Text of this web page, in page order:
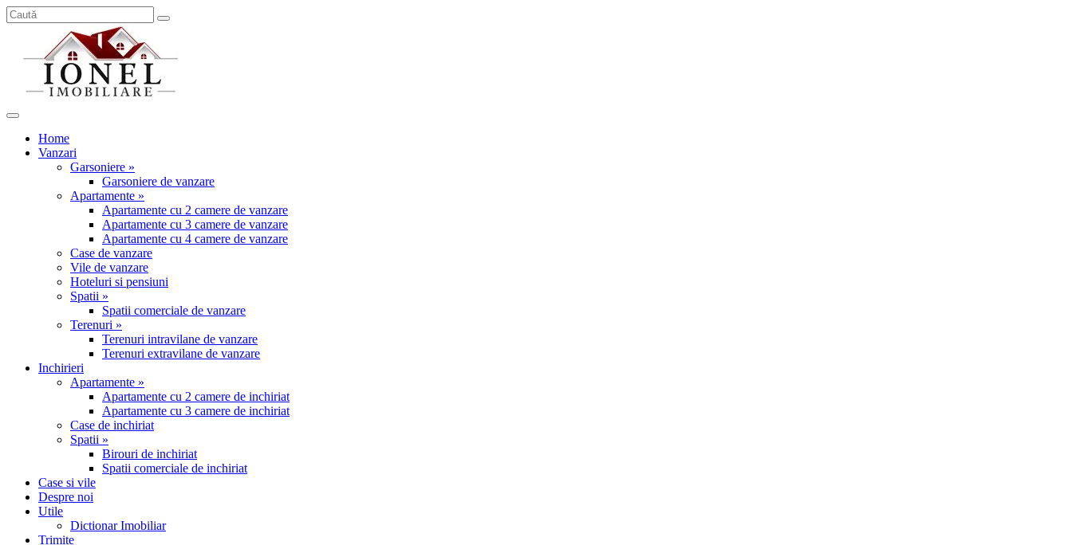
Home
Vanzari
Garsoniere »
Garsoniere de vanzare
Apartamente »
Apartamente cu 2 camere de vanzare
Apartamente cu 3 camere de vanzare
Apartamente cu 4 camere de vanzare
Case de vanzare
Vile de vanzare
Hoteluri si pensiuni
Spatii »
Spatii comerciale de vanzare
Terenuri »
Terenuri intravilane de vanzare
Terenuri extravilane de vanzare
Inchirieri
Apartamente »
Apartamente cu 2 camere de inchiriat
Apartamente cu 3 camere de inchiriat
Case de inchiriat
Spatii »
Birouri de inchiriat
Spatii comerciale de inchiriat
Case si vile
Despre noi
Utile
Dictionar Imobiliar
Trimite